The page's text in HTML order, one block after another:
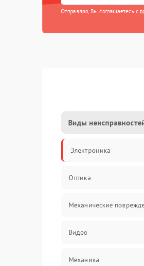
Отправляя, Вы соглашаетесь с
Виды
Электроника
Оптика
Механические
Видео
Механика